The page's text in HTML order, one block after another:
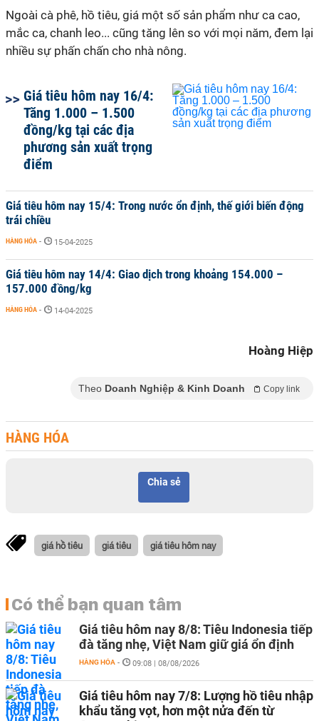
Ngoài cà phê, hồ tiêu, giá một số sản phẩm như ca cao,
mắc ca, chanh leo... cũng tăng lên so với mọi năm, đem lại
nhiều sự phấn chấn cho nhà nông.
Giá tiêu hôm nay 16/4:
Tăng 1.000 – 1.500
đồng/kg tại các địa
phương sản xuất trọng
điểm
Giá tiêu hôm nay 15/4: Trong nước ổn định, thế giới biến động
trái chiều
HÀNG HÓA - 15-04-2025
Giá tiêu hôm nay 14/4: Giao dịch trong khoảng 154.000 –
157.000 đồng/kg
HÀNG HÓA - 14-04-2025
Hoàng Hiệp
Theo Doanh Nghiệp & Kinh Doanh Copy link
HÀNG HÓA
Chia sẻ
giá hồ tiêu giá tiêu giá tiêu hôm nay
Có thể bạn quan tâm
Giá tiêu hôm nay 8/8: Tiêu Indonesia tiếp
đà tăng nhẹ, Việt Nam giữ giá ổn định
HÀNG HÓA - 09:08 | 08/08/2026
Giá tiêu hôm nay 7/8: Lượng hồ tiêu nhập
khẩu tăng vọt, hơn một nửa đến từ